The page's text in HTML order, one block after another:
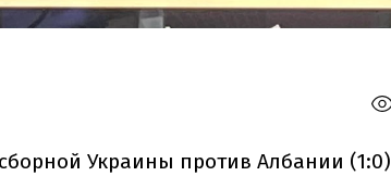
сборной Украины против Албании (1:0)